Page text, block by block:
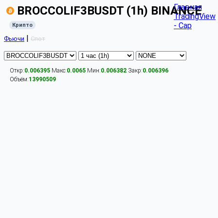
BROCCOLIF3BUSDT (1h) BINANCE
Крипто
Фьючи | Спот
Главная
TradingView
- Cap
Откр:0.006395 Макс:0.0065 Мин:0.006382 Закр:0.006396
Объём:13990509